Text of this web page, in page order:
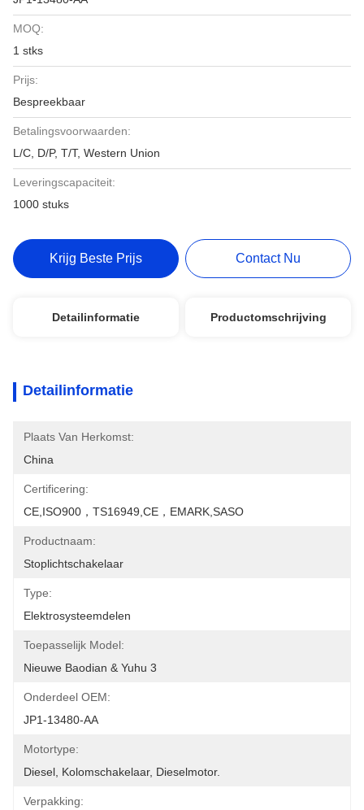
MOQ:
1 stks
Prijs:
Bespreekbaar
Betalingsvoorwaarden:
L/C, D/P, T/T, Western Union
Leveringscapaciteit:
1000 stuks
Krijg Beste Prijs Contact Nu
Detailinformatie Productomschrijving
Detailinformatie
Plaats Van Herkomst:
China
Certificering:
CE,ISO900，TS16949,CE，EMARK,SASO
Productnaam:
Stoplichtschakelaar
Type:
Elektrosysteemdelen
Toepasselijk Model:
Nieuwe Baodian & Yuhu 3
Onderdeel OEM:
JP1-13480-AA
Motortype:
Diesel, Kolomschakelaar, Dieselmotor.
Verpakking: